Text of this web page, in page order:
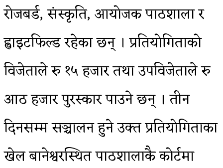
रोजबर्ड, संस्कृति, आयोजक पाठशाला र
ह्वाइटफिल्ड रहेका छन् । प्रतियोगिताको
विजेताले रु १५ हजार तथा उपविजेताले रु
आठ हजार पुरस्कार पाउने छन् । तीन
दिनसम्म सञ्चालन हुने उक्त प्रतियोगिताका
खेल बानेश्वरस्थित पाठशालाकै कोर्टमा